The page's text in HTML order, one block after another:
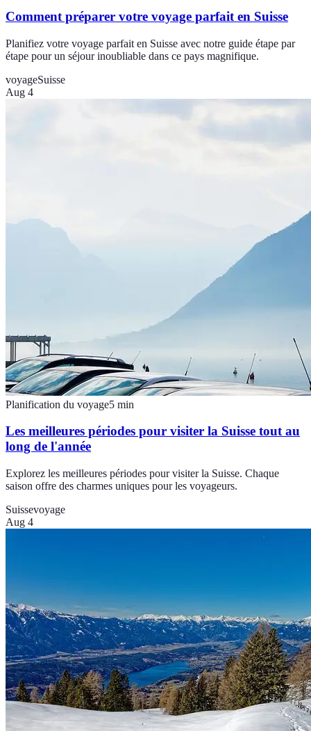
Comment préparer votre voyage parfait en Suisse
Planifiez votre voyage parfait en Suisse avec notre guide étape par
étape pour un séjour inoubliable dans ce pays magnifique.
voyageSuisse
Aug 4
Planification du voyage5 min
Les meilleures périodes pour visiter la Suisse tout au
long de l'année
Explorez les meilleures périodes pour visiter la Suisse. Chaque
saison offre des charmes uniques pour les voyageurs.
Suissevoyage
Aug 4